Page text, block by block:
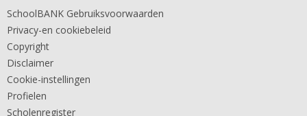
SchoolBANK Gebruiksvoorwaarden
Privacy-en cookiebeleid
Copyright
Disclaimer
Cookie-instellingen
Profielen
Scholenregister